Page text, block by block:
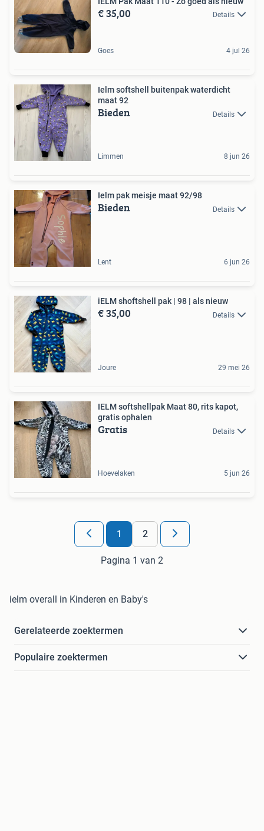
€ 35,00 Details
Goes 4 jul 26
Ielm softshell buitenpak waterdicht
maat 92
Bieden Details
Limmen 8 jun 26
Ielm pak meisje maat 92/98
Bieden Details
Lent 6 jun 26
iELM shoftshell pak | 98 | als nieuw
€ 35,00 Details
Joure 29 mei 26
IELM softshellpak Maat 80, rits kapot,
gratis ophalen
Gratis Details
Hoevelaken 5 jun 26
1 2
Pagina 1 van 2
ielm overall in Kinderen en Baby's
Gerelateerde zoektermen
Populaire zoektermen